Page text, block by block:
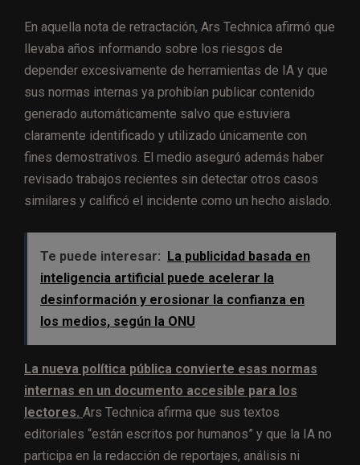
En aquella nota de retractación, Ars Technica afirmó que
llevaba años informando sobre los riesgos de
depender excesivamente de herramientas de IA y que
sus normas internas ya prohibían publicar contenido
generado automáticamente salvo que estuviera
claramente identificado y utilizado únicamente con
fines demostrativos. El medio aseguró además haber
revisado trabajos recientes sin detectar otros casos
similares y calificó el incidente como un hecho aislado.
Te puede interesar: La publicidad basada en
inteligencia artificial puede acelerar la
desinformación y erosionar la confianza en
los medios, según la ONU
La nueva política pública convierte esas normas
internas en un documento accesible para los
lectores. Ars Technica afirma que sus textos
editoriales “están escritos por humanos” y que la IA no
participa en la redacción de reportajes, análisis ni